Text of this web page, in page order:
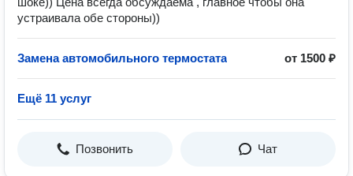
устраивала обе стороны))
Замена автомобильного термостата от 1500 ₽
Ещё 11 услуг
Позвонить Чат